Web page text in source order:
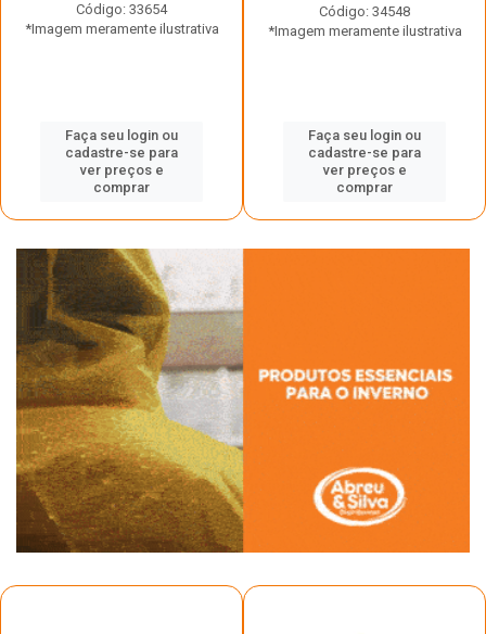
Código: 33654
*Imagem meramente ilustrativa
Faça seu login ou
cadastre-se para
ver preços e
comprar
Código: 34548
*Imagem meramente ilustrativa
Faça seu login ou
cadastre-se para
ver preços e
comprar